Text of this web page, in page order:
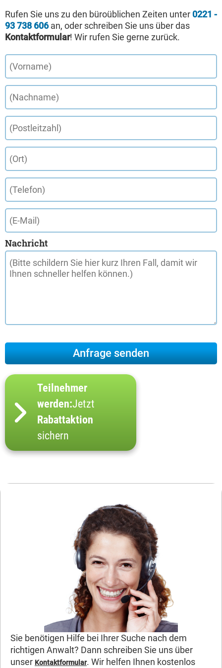
Rufen Sie uns zu den büroüblichen Zeiten unter 0221 -
93 738 606an, oder schreiben Sie uns über das
Kontaktformular! Wir rufen Sie gerne zurück.
Nachricht
Teilnehmer
werden:Jetzt
Rabattaktion
sichern
Sie benötigen Hilfe bei Ihrer Suche nach dem
richtigen Anwalt? Dann schreiben Sie uns über
unser Kontaktformular. Wir helfen Ihnen kostenlos